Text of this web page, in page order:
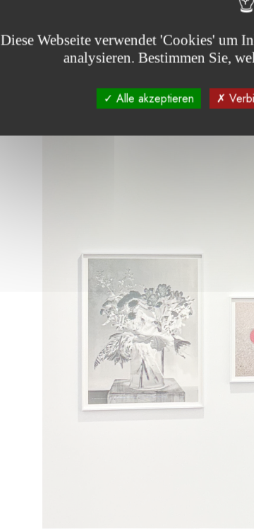
Diese Webseite verwendet 'Cookies' um
analysieren. Bestimmen Sie,
Alle akzeptieren